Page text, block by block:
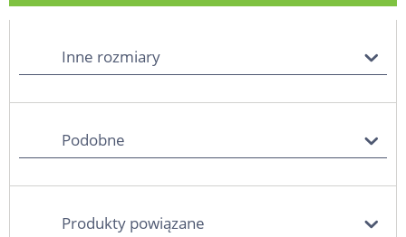
Inne rozmiary
Podobne
Produkty powiązane